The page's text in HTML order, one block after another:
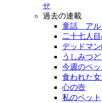
せ
過去の連載
童話 アル
二十七人
デッドマ
うしみつど
今週のペッ
食われた女
心の壺
私のペット